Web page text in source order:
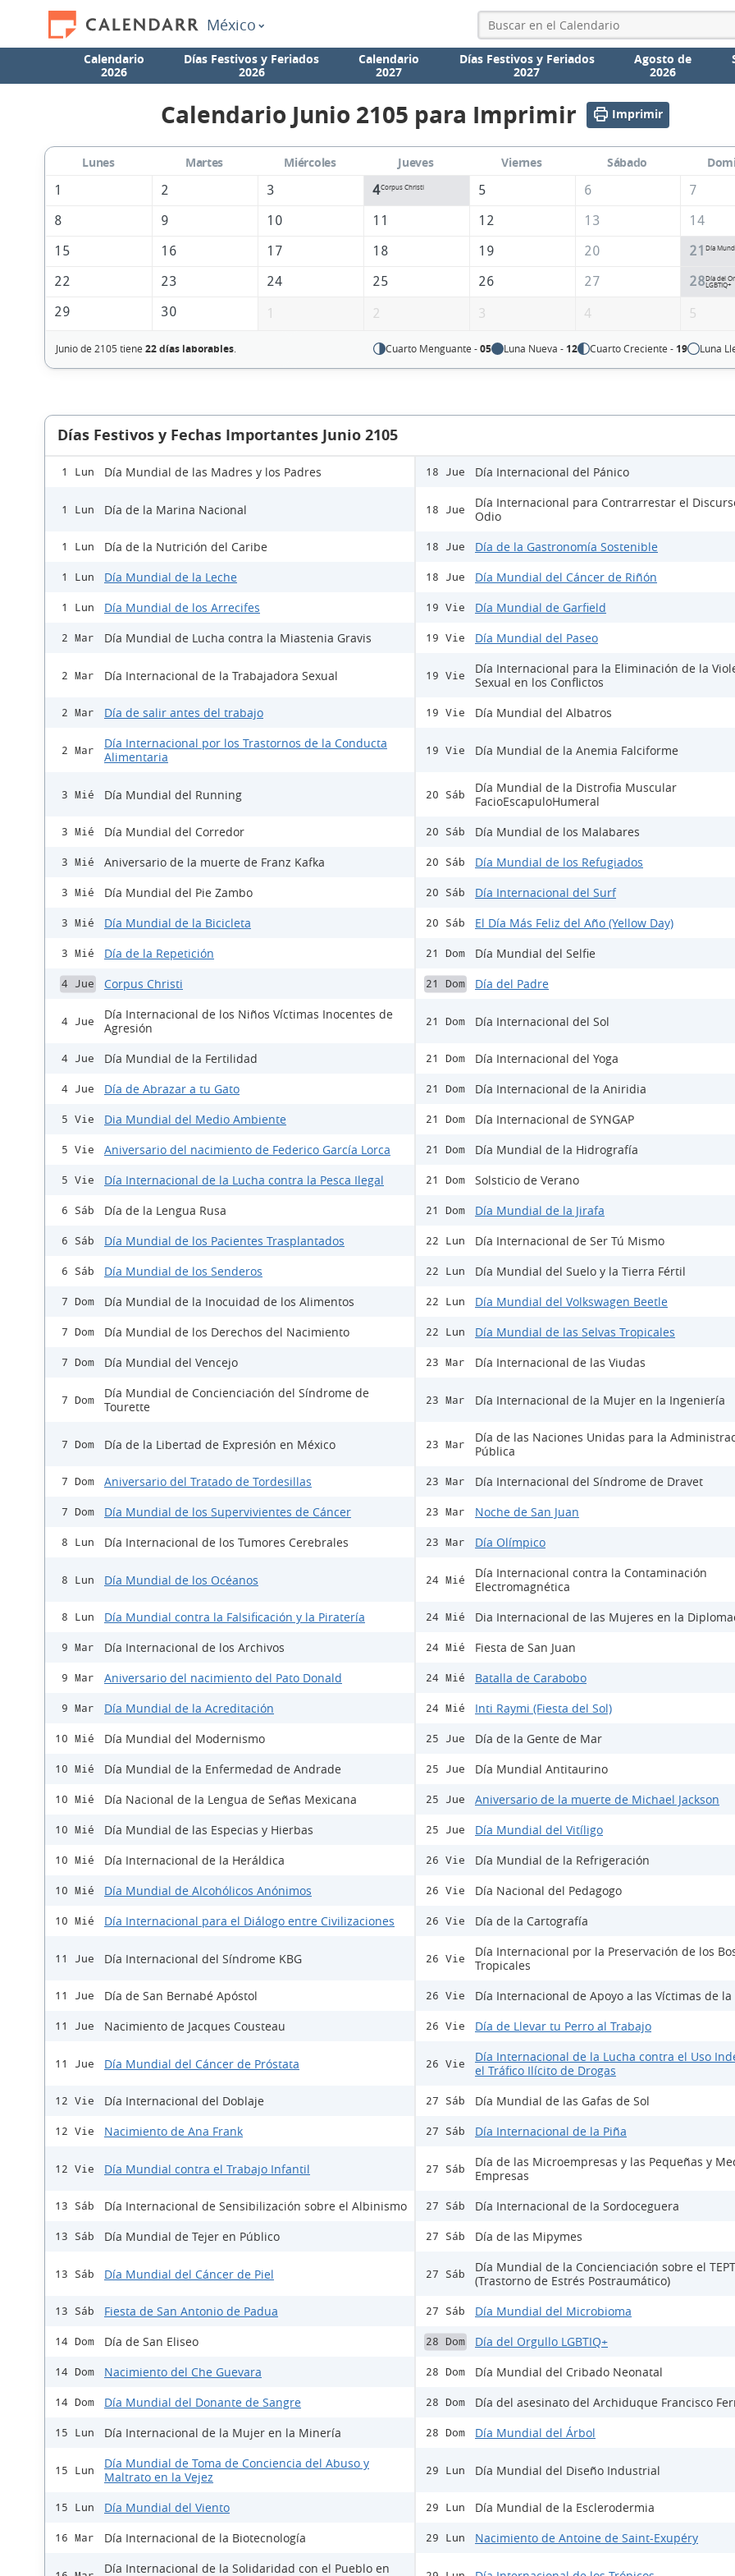
México
Calendario
2026
Días Festivos y Feriados
2026
Calendario
2027
Días Festivos y Feriados
2027
Agosto de
2026
Calendario Junio 2105 para Imprimir Imprimir
Lunes Martes Miércoles Jueves Viernes Sábado
1
2 3 4Corpus Christi 5 6
7
8
9 10 11 12 13
14
15
16 17 18 19 20 21 Día
22 23 24 25 26 27 28Día del
LGBTIQ+
29 30 1 2 3 4 5
Junio de 2105 tiene 22 días laborables. Cuarto Menguante -05 Luna Nueva - 12 Cuarto Creciente - 19 Luna
Días Festivos y Fechas Importantes Junio 2105
1 Lun Día Mundial de las Madres y los Padres
1 Lun Día de la Marina Nacional
1 Lun Día de la Nutrición del Caribe
1 Lun Día Mundial de la Leche
1 Lun Día Mundial de los Arrecifes
2 Mar Día Mundial de Lucha contra la Miastenia Gravis
2 Mar Día Internacional de la Trabajadora Sexual
2 Mar Día de salir antes del trabajo
2 Mar
Día Internacional por los Trastornos de la Conducta
Alimentaria
3 Mié Día Mundial del Running
3 Mié Día Mundial del Corredor
3 Mié Aniversario de la muerte de Franz Kafka
3 Mié Día Mundial del Pie Zambo
3 Mié Día Mundial de la Bicicleta
3 Mié Día de la Repetición
4 Jue Corpus Christi
4 Jue
Día Internacional de los Niños Víctimas Inocentes de
Agresión
4 Jue Día Mundial de la Fertilidad
4 Jue Día de Abrazar a tu Gato
5 Vie Dia Mundial del Medio Ambiente
5 Vie Aniversario del nacimiento de Federico García Lorca
5 Vie Día Internacional de la Lucha contra la Pesca Ilegal
6 Sáb Día de la Lengua Rusa
6 Sáb Día Mundial de los Pacientes Trasplantados
6 Sáb Día Mundial de los Senderos
7 Dom Día Mundial de la Inocuidad de los Alimentos
7 Dom Día Mundial de los Derechos del Nacimiento
7 Dom Día Mundial del Vencejo
7 Dom
Día Mundial de Concienciación del Síndrome de
Tourette
7 Dom Día de la Libertad de Expresión en México
7 Dom Aniversario del Tratado de Tordesillas
7 Dom Día Mundial de los Supervivientes de Cáncer
8 Lun Día Internacional de los Tumores Cerebrales
8 Lun Día Mundial de los Océanos
8 Lun Día Mundial contra la Falsificación y la Piratería
9 Mar Día Internacional de los Archivos
9 Mar Aniversario del nacimiento del Pato Donald
9 Mar Día Mundial de la Acreditación
10 Mié Día Mundial del Modernismo
10 Mié Día Mundial de la Enfermedad de Andrade
10 Mié Día Nacional de la Lengua de Señas Mexicana
10 Mié Día Mundial de las Especias y Hierbas
10 Mié Día Internacional de la Heráldica
10 Mié Día Mundial de Alcohólicos Anónimos
10 Mié Día Internacional para el Diálogo entre Civilizaciones
11 Jue Día Internacional del Síndrome KBG
11 Jue Día de San Bernabé Apóstol
11 Jue Nacimiento de Jacques Cousteau
11 Jue Día Mundial del Cáncer de Próstata
12 Vie Día Internacional del Doblaje
12 Vie Nacimiento de Ana Frank
12 Vie Día Mundial contra el Trabajo Infantil
13 Sáb Día Internacional de Sensibilización sobre el Albinismo
13 Sáb Día Mundial de Tejer en Público
13 Sáb Día Mundial del Cáncer de Piel
13 Sáb Fiesta de San Antonio de Padua
14 Dom Día de San Eliseo
14 Dom Nacimiento del Che Guevara
14 Dom Día Mundial del Donante de Sangre
15 Lun Día Internacional de la Mujer en la Minería
15 Lun
Día Mundial de Toma de Conciencia del Abuso y
Maltrato en la Vejez
15 Lun Día Mundial del Viento
16 Mar Día Internacional de la Biotecnología
Día Internacional de la Solidaridad con el Pueblo en
18 Jue Día Internacional del Pánico
18 Jue
Día Internacional para Contrarrestar el
Odio
18 Jue Día de la Gastronomía Sostenible
18 Jue Día Mundial del Cáncer de Riñón
19 Vie Día Mundial de Garfield
19 Vie Día Mundial del Paseo
19 Vie
Día Internacional para la Eliminación de la
Sexual en los Conflictos
19 Vie Día Mundial del Albatros
19 Vie Día Mundial de la Anemia Falciforme
20 Sáb
Día Mundial de la Distrofia Muscular
FacioEscapuloHumeral
20 Sáb Día Mundial de los Malabares
20 Sáb Día Mundial de los Refugiados
20 Sáb Día Internacional del Surf
20 Sáb El Día Más Feliz del Año (Yellow Day)
21 Dom Día Mundial del Selfie
21 Dom Día del Padre
21 Dom Día Internacional del Sol
21 Dom Día Internacional del Yoga
21 Dom Día Internacional de la Aniridia
21 Dom Día Internacional de SYNGAP
21 Dom Día Mundial de la Hidrografía
21 Dom Solsticio de Verano
21 Dom Día Mundial de la Jirafa
22 Lun Día Internacional de Ser Tú Mismo
22 Lun Día Mundial del Suelo y la Tierra Fértil
22 Lun Día Mundial del Volkswagen Beetle
22 Lun Día Mundial de las Selvas Tropicales
23 Mar Día Internacional de las Viudas
23 Mar Día Internacional de la Mujer en la Ingeniería
23 Mar
Día de las Naciones Unidas para la
Pública
23 Mar Día Internacional del Síndrome de Dravet
23 Mar Noche de San Juan
23 Mar Día Olímpico
24 Mié
Día Internacional contra la Contaminación
Electromagnética
24 Mié Dia Internacional de las Mujeres en la
24 Mié Fiesta de San Juan
24 Mié Batalla de Carabobo
24 Mié Inti Raymi (Fiesta del Sol)
25 Jue Día de la Gente de Mar
25 Jue Día Mundial Antitaurino
25 Jue Aniversario de la muerte de Michael Jackson
25 Jue Día Mundial del Vitíligo
26 Vie Día Mundial de la Refrigeración
26 Vie Día Nacional del Pedagogo
26 Vie Día de la Cartografía
26 Vie
Día Internacional por la Preservación de los
Tropicales
26 Vie Día Internacional de Apoyo a las Víctimas de
26 Vie Día de Llevar tu Perro al Trabajo
26 Vie
Día Internacional de la Lucha contra el Uso
el Tráfico Ilícito de Drogas
27 Sáb Día Mundial de las Gafas de Sol
27 Sáb Día Internacional de la Piña
27 Sáb
Día de las Microempresas y las Pequeñas y
Empresas
27 Sáb Día Internacional de la Sordoceguera
27 Sáb Día de las Mipymes
27 Sáb
Día Mundial de la Concienciación sobre el TEPT
(Trastorno de Estrés Postraumático)
27 Sáb Día Mundial del Microbioma
28 Dom Día del Orgullo LGBTIQ+
28 Dom Día Mundial del Cribado Neonatal
28 Dom Día del asesinato del Archiduque Francisco
28 Dom Día Mundial del Árbol
29 Lun Día Mundial del Diseño Industrial
29 Lun Día Mundial de la Esclerodermia
29 Lun Nacimiento de Antoine de Saint-Exupéry